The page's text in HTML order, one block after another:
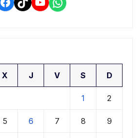
X J V S D
1 2
5 6 7 8 9